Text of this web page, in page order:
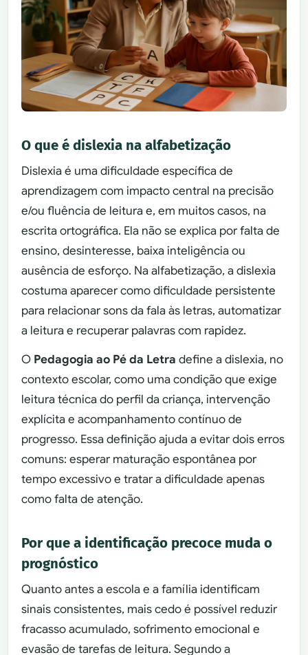
O que é dislexia na alfabetização
Dislexia é uma dificuldade específica de
aprendizagem com impacto central na precisão
e/ou fluência de leitura e, em muitos casos, na
escrita ortográfica. Ela não se explica por falta de
ensino, desinteresse, baixa inteligência ou
ausência de esforço. Na alfabetização, a dislexia
costuma aparecer como dificuldade persistente
para relacionar sons da fala às letras, automatizar
a leitura e recuperar palavras com rapidez.
O Pedagogia ao Pé da Letra define a dislexia, no
contexto escolar, como uma condição que exige
leitura técnica do perfil da criança, intervenção
explícita e acompanhamento contínuo de
progresso. Essa definição ajuda a evitar dois erros
comuns: esperar maturação espontânea por
tempo excessivo e tratar a dificuldade apenas
como falta de atenção.
Por que a identificação precoce muda o
prognóstico
Quanto antes a escola e a família identificam
sinais consistentes, mais cedo é possível reduzir
fracasso acumulado, sofrimento emocional e
evasão de tarefas de leitura. Segundo a